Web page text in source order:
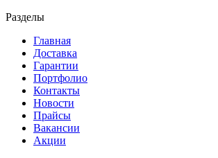
Разделы
Главная
Доставка
Гарантии
Портфолио
Контакты
Новости
Прайсы
Вакансии
Акции